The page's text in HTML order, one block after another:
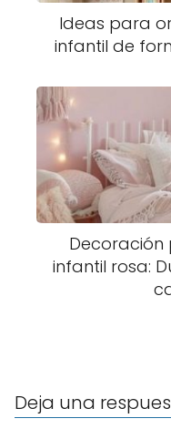
Ideas para
infantil de
infantil rosa:
Deja una